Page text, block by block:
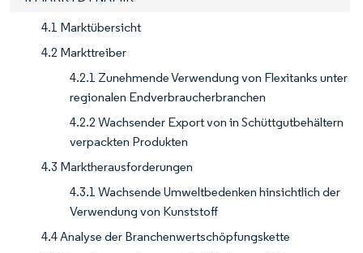
4.1 Marktübersicht
4.2 Markttreiber
4.2.1 Zunehmende Verwendung von Flexitanks unter
regionalen Endverbraucherbranchen
4.2.2 Wachsender Export von in Schüttgutbehältern
verpackten Produkten
4.3 Marktherausforderungen
4.3.1 Wachsende Umweltbedenken hinsichtlich der
Verwendung von Kunststoff
4.4 Analyse der Branchenwertschöpfungskette